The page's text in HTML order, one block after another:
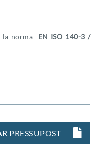
la norma
EN ISO 140-3 /
PRESSUPOST